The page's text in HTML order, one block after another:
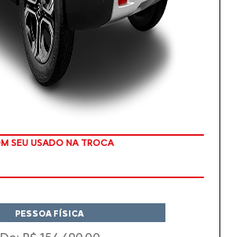
TAXA ZERO
PESSOA FÍSICA